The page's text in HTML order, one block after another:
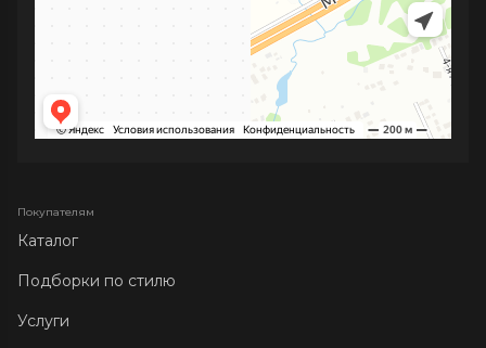
Покупателям
Каталог
Подборки по стилю
Услуги